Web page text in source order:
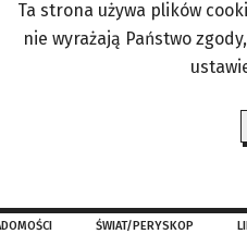
firmę Hyojokin
mówią, że – nawet
się, że po tym, jak
Shimbun
ŚWIAT/PERYSKOP
Ta strona używa plików
nie wyrażają Państwo